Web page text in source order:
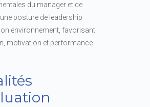
du manager et de
posture de leadership
environnement, favorisant
motivation et performance